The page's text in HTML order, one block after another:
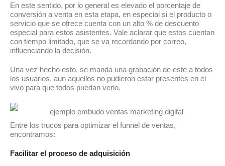
En este sentido, por lo general es elevado el porcentaje de
conversión a venta en esta etapa, en especial si el producto o
servicio que se ofrece cuenta con un alto % de descuento
especial para estos asistentes. Vale aclarar que estos cuentan
con tiempo limitado, que se va recordando por correo,
influenciando la decisión.
Una vez hecho esto, se manda una grabación de este a todos
los usuarios, aun aquellos no pudieron estar presentes en el
vivo para que todos puedan verlo.
Entre los trucos para optimizar el funnel de ventas,
encontramos:
Facilitar el proceso de adquisición